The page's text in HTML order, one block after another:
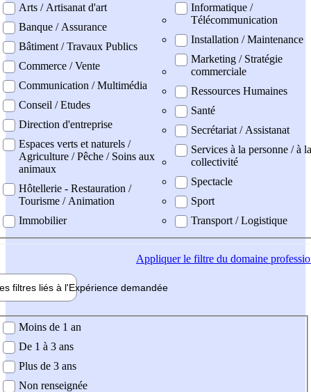
Arts / Artisanat d'art
Banque / Assurance
Bâtiment / Travaux Publics
Commerce / Vente
Communication / Multimédia
Conseil / Etudes
Direction d'entreprise
Espaces verts et naturels /
Agriculture / Pêche / Soins aux
animaux
Hôtellerie - Restauration /
Tourisme / Animation
Immobilier
Informatique /
Télécommunication
Installation / Maintenance
Marketing / Stratégie
commerciale
Ressources Humaines
Santé
Secrétariat / Assistanat
Services à la personne / à la
collectivité
Spectacle
Sport
Transport / Logistique
Appliquerle filtre du domaine
filtres liés à l'Expérience demandée
demandée
Moins de 1 an
De 1 à 3 ans
Plus de 3 ans
Non renseignée